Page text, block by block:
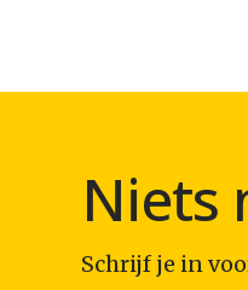
Niets
Schrijf je in